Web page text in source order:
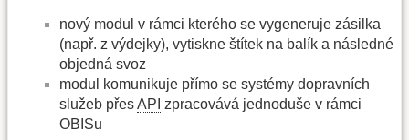
nový modul v rámci kterého se vygeneruje zásilka
(např. z výdejky), vytiskne štítek na balík a následné
objedná svoz
modul komunikuje přímo se systémy dopravních
služeb přesAPI zpracovává jednoduše v rámci
OBISu